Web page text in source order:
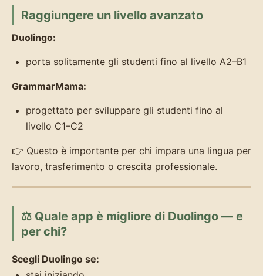
Raggiungere un livello avanzato
Duolingo:
porta solitamente gli studenti fino al livello A2–B1
GrammarMama:
progettato per sviluppare gli studenti fino al
livello C1–C2
👉 Questo è importante per chi impara una lingua per
lavoro, trasferimento o crescita professionale.
⚖️ Quale app è migliore di Duolingo — e
per chi?
Scegli Duolingo se: